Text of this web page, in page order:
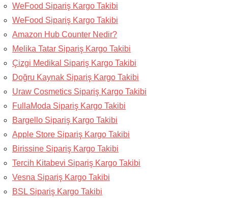
WeFood Sipariş Kargo Takibi
WeFood Sipariş Kargo Takibi
Amazon Hub Counter Nedir?
Melika Tatar Sipariş Kargo Takibi
Çizgi Medikal Sipariş Kargo Takibi
Doğru Kaynak Sipariş Kargo Takibi
Uraw Cosmetics Sipariş Kargo Takibi
FullaModa Sipariş Kargo Takibi
Bargello Sipariş Kargo Takibi
Apple Store Sipariş Kargo Takibi
Birissine Sipariş Kargo Takibi
Tercih Kitabevi Sipariş Kargo Takibi
Vesna Sipariş Kargo Takibi
BSL Sipariş Kargo Takibi